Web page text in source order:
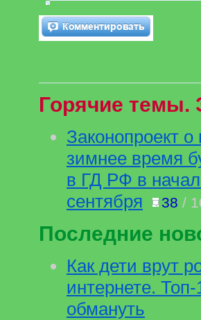
Горячие темы.
Законопроект о
зимнее время
в ГД РФ в
сентября
38 /
Последние
Как дети врут
интернете.
обмануть